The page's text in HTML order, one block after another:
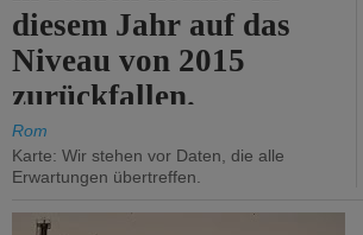
diesem Jahr auf das
Niveau von 2015
zurückfallen.
Rom
Karte: Wir stehen vor Daten, die alle
Erwartungen übertreffen.